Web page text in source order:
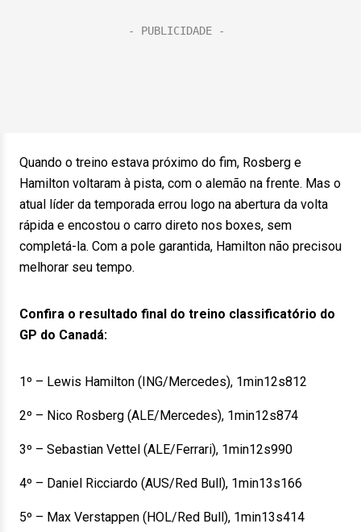
Quando o treino estava próximo do fim, Rosberg e
Hamilton voltaram à pista, com o alemão na frente. Mas o
atual líder da temporada errou logo na abertura da volta
rápida e encostou o carro direto nos boxes, sem
completá-la. Com a pole garantida, Hamilton não precisou
melhorar seu tempo.
Confira o resultado final do treino classificatório do
GP do Canadá:
1º – Lewis Hamilton (ING/Mercedes), 1min12s812
2º – Nico Rosberg (ALE/Mercedes), 1min12s874
3º – Sebastian Vettel (ALE/Ferrari), 1min12s990
4º – Daniel Ricciardo (AUS/Red Bull), 1min13s166
5º – Max Verstappen (HOL/Red Bull), 1min13s414